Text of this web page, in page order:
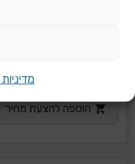
ביתברמשפחהטו
הוספה להצעת מחיר